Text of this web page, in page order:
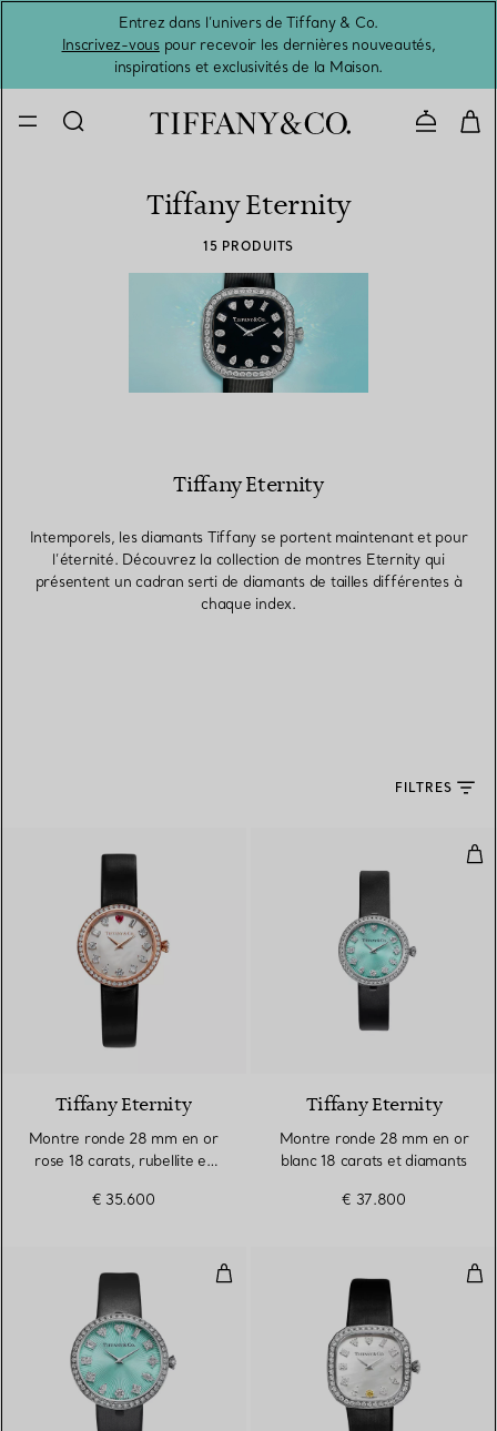
Entrez dans l’univers de Tiffany & Co.
Inscrivez-vouspour recevoir les dernières nouveautés,
inspirations et exclusivités de la Maison.
Tiffany Eternity
15 PRODUITS
Tiffany Eternity
Intemporels, les diamants Tiffany se portent maintenant et pour
l’éternité. Découvrez la collection de montres Eternity qui
présentent un cadran serti de diamants de tailles différentes à
chaque index.
FILTRES
Tiffany Eternity
Montre ronde 28 mm en or
rose 18 carats, rubellite et
€ 35.600
Tiffany Eternity
Montre ronde 28 mm en or
blanc 18 carats et diamants
€ 37.800
Montre ronde 32 mm en or